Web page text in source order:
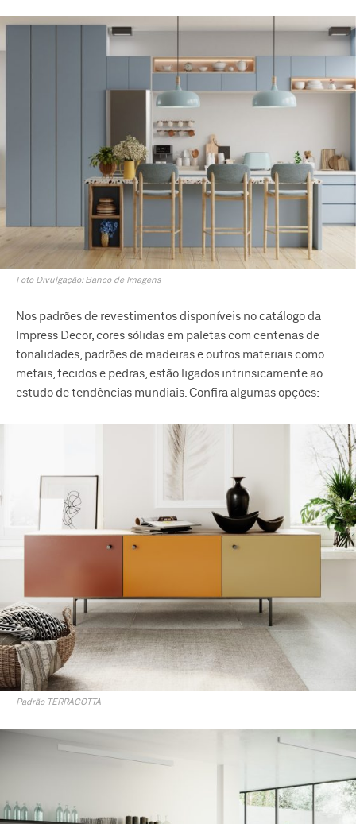
Foto Divulgação: Banco de Imagens
Nos padrões de revestimentos disponíveis no catálogo da
Impress Decor, cores sólidas em paletas com centenas de
tonalidades, padrões de madeiras e outros materiais como
metais, tecidos e pedras, estão ligados intrinsicamente ao
estudo de tendências mundiais. Confira algumas opções:
Padrão TERRACOTTA